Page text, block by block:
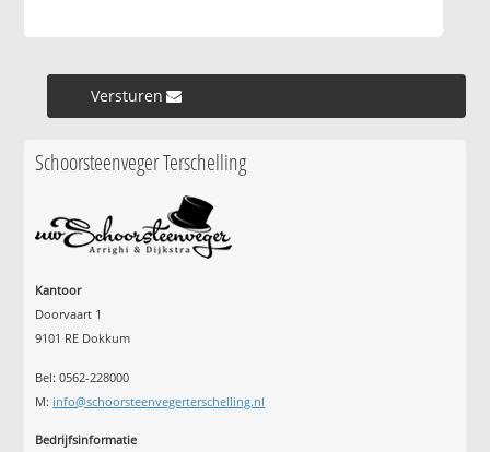
Versturen »
Schoorsteenveger Terschelling
Kantoor
Doorvaart 1
9101 RE Dokkum
Bel: 0562-228000
M: info@schoorsteenvegerterschelling.nl
Bedrijfsinformatie